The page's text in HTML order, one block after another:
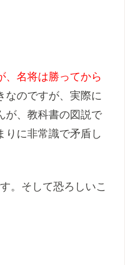
、名将は勝ってから
なのですが、実際に
が、教科書の図説で
りに非常識で矛盾し
。そして恐ろしいこ